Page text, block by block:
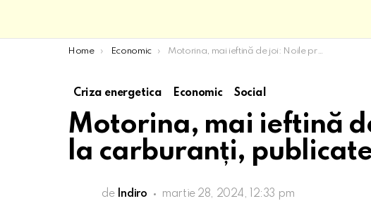
You are here:
Home Economic Motorina, mai ieftină de joi: Noile prețuri la carburanți, publicate
Criza energetica Economic Social
Motorina, mai ieftină
la carburanți,
de Indiro martie 28, 2024, 12:33 pm